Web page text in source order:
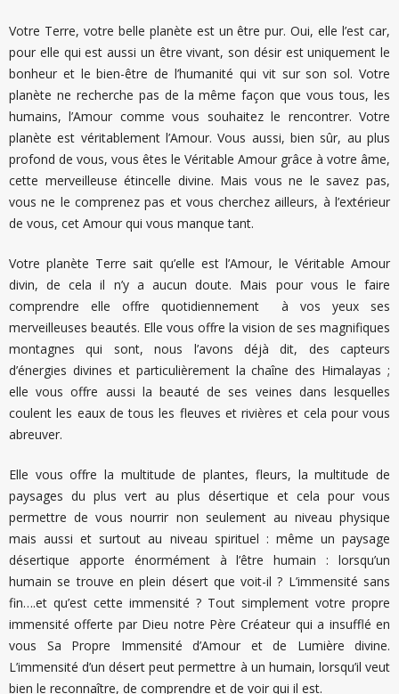
Votre Terre, votre belle planète est un être pur. Oui, elle l’est car,
pour elle qui est aussi un être vivant, son désir est uniquement le
bonheur et le bien-être de l’humanité qui vit sur son sol. Votre
planète ne recherche pas de la même façon que vous tous, les
humains, l’Amour comme vous souhaitez le rencontrer. Votre
planète est véritablement l’Amour. Vous aussi, bien sûr, au plus
profond de vous, vous êtes le Véritable Amour grâce à votre âme,
cette merveilleuse étincelle divine. Mais vous ne le savez pas,
vous ne le comprenez pas et vous cherchez ailleurs, à l’extérieur
de vous, cet Amour qui vous manque tant.
Votre planète Terre sait qu’elle est l’Amour, le Véritable Amour
divin, de cela il n’y a aucun doute. Mais pour vous le faire
comprendre elle offre quotidiennement à vos yeux ses
merveilleuses beautés. Elle vous offre la vision de ses magnifiques
montagnes qui sont, nous l’avons déjà dit, des capteurs
d’énergies divines et particulièrement la chaîne des Himalayas ;
elle vous offre aussi la beauté de ses veines dans lesquelles
coulent les eaux de tous les fleuves et rivières et cela pour vous
abreuver.
Elle vous offre la multitude de plantes, fleurs, la multitude de
paysages du plus vert au plus désertique et cela pour vous
permettre de vous nourrir non seulement au niveau physique
mais aussi et surtout au niveau spirituel : même un paysage
désertique apporte énormément à l’être humain : lorsqu’un
humain se trouve en plein désert que voit-il ? L’immensité sans
fin….et qu’est cette immensité ? Tout simplement votre propre
immensité offerte par Dieu notre Père Créateur qui a insufflé en
vous Sa Propre Immensité d’Amour et de Lumière divine.
L’immensité d’un désert peut permettre à un humain, lorsqu’il veut
bien le reconnaître, de comprendre et de voir qui il est.